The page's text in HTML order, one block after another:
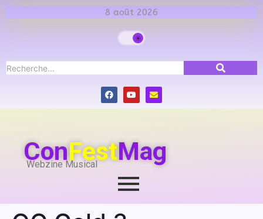
8 août 2026
ConFestMag
Webzine Musical